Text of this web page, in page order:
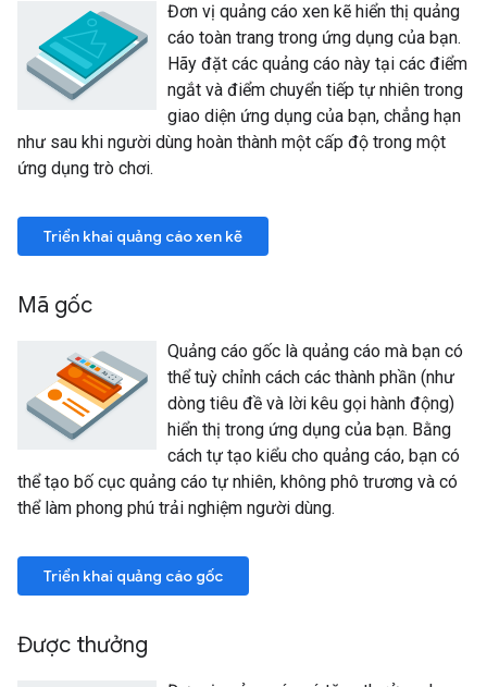
Đơn vị quảng cáo xen kẽ hiển thị quảng
cáo toàn trang trong ứng dụng của bạn.
Hãy đặt các quảng cáo này tại các điểm
ngắt và điểm chuyển tiếp tự nhiên trong
giao diện ứng dụng của bạn, chẳng hạn
như sau khi người dùng hoàn thành một cấp độ trong một
ứng dụng trò chơi.
Triển khai quảng cáo xen kẽ
Mã gốc
Quảng cáo gốc là quảng cáo mà bạn có
thể tuỳ chỉnh cách các thành phần (như
dòng tiêu đề và lời kêu gọi hành động)
hiển thị trong ứng dụng của bạn. Bằng
cách tự tạo kiểu cho quảng cáo, bạn có
thể tạo bố cục quảng cáo tự nhiên, không phô trương và có
thể làm phong phú trải nghiệm người dùng.
Triển khai quảng cáo gốc
Được thưởng